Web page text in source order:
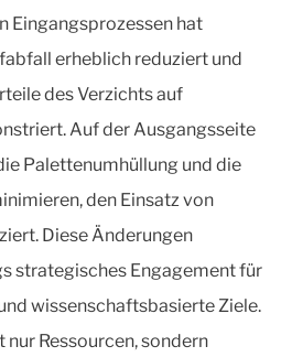
Eingangsprozessen hat
erheblich reduziert und
des Verzichts auf
Auf der Ausgangsseite
Palettenumhüllung und die
den Einsatz von
Diese Änderungen
strategisches Engagement für
wissenschaftsbasierte Ziele.
Ressourcen, sondern